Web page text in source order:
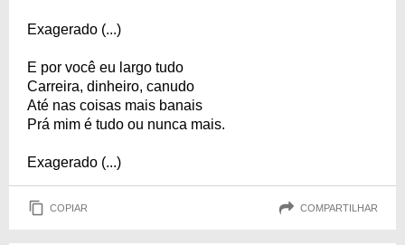
Exagerado (...)
E por você eu largo tudo
Carreira, dinheiro, canudo
Até nas coisas mais banais
Prá mim é tudo ou nunca mais.
Exagerado (...)
COPIAR COMPARTILHAR